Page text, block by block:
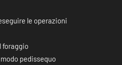
le operazioni
foraggio
pedissequo